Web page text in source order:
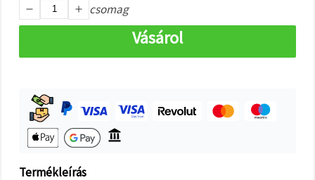
Fogadja
mindet
csomag
Vásárol
Termékleírás